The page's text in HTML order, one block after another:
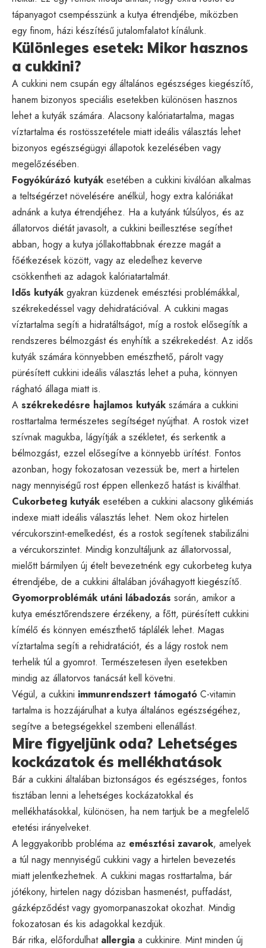
tápanyagot csempésszünk a kutya étrendjébe, miközben
egy finom, házi készítésű jutalomfalatot kínálunk.
Különleges esetek: Mikor hasznos
a cukkini?
A cukkini nem csupán egy általános egészséges kiegészítő,
hanem bizonyos speciális esetekben különösen hasznos
lehet a kutyák számára. Alacsony kalóriatartalma, magas
víztartalma és rostösszetétele miatt ideális választás lehet
bizonyos egészségügyi állapotok kezelésében vagy
megelőzésében.
Fogyókúrázó kutyák esetében a cukkini kiválóan alkalmas
a teltségérzet növelésére anélkül, hogy extra kalóriákat
adnánk a kutya étrendjéhez. Ha a kutyánk túlsúlyos, és az
állatorvos diétát javasolt, a cukkini beillesztése segíthet
abban, hogy a kutya jóllakottabbnak érezze magát a
főétkezések között, vagy az eledelhez keverve
csökkentheti az adagok kalóriatartalmát.
Idős kutyák gyakran küzdenek emésztési problémákkal,
székrekedéssel vagy dehidratációval. A cukkini magas
víztartalma segíti a hidratáltságot, míg a rostok elősegítik a
rendszeres bélmozgást és enyhítik a székrekedést. Az idős
kutyák számára könnyebben emészthető, párolt vagy
pürésített cukkini ideális választás lehet a puha, könnyen
rágható állaga miatt is.
A székrekedésre hajlamos kutyák számára a cukkini
rosttartalma természetes segítséget nyújthat. A rostok vizet
szívnak magukba, lágyítják a székletet, és serkentik a
bélmozgást, ezzel elősegítve a könnyebb ürítést. Fontos
azonban, hogy fokozatosan vezessük be, mert a hirtelen
nagy mennyiségű rost éppen ellenkező hatást is kiválthat.
Cukorbeteg kutyák esetében a cukkini alacsony glikémiás
indexe miatt ideális választás lehet. Nem okoz hirtelen
vércukorszint-emelkedést, és a rostok segítenek stabilizálni
a vércukorszintet. Mindig konzultáljunk az állatorvossal,
mielőtt bármilyen új ételt bevezetnénk egy cukorbeteg kutya
étrendjébe, de a cukkini általában jóváhagyott kiegészítő.
Gyomorproblémák utáni lábadozás során, amikor a
kutya emésztőrendszere érzékeny, a főtt, pürésített cukkini
kímélő és könnyen emészthető táplálék lehet. Magas
víztartalma segíti a rehidratációt, és a lágy rostok nem
terhelik túl a gyomrot. Természetesen ilyen esetekben
mindig az állatorvos tanácsát kell követni.
Végül, a cukkini immunrendszert támogató C-vitamin
tartalma is hozzájárulhat a kutya általános egészségéhez,
segítve a betegségekkel szembeni ellenállást.
Mire figyeljünk oda? Lehetséges
kockázatok és mellékhatások
Bár a cukkini általában biztonságos és egészséges, fontos
tisztában lenni a lehetséges kockázatokkal és
mellékhatásokkal, különösen, ha nem tartjuk be a megfelelő
etetési irányelveket.
A leggyakoribb probléma az emésztési zavarok, amelyek
a túl nagy mennyiségű cukkini vagy a hirtelen bevezetés
miatt jelentkezhetnek. A cukkini magas rosttartalma, bár
jótékony, hirtelen nagy dózisban hasmenést, puffadást,
gázképződést vagy gyomorpanaszokat okozhat. Mindig
fokozatosan és kis adagokkal kezdjük.
Bár ritka, előfordulhat allergia a cukkinire. Mint minden új